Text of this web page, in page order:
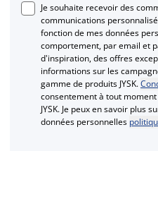
Je souhaite recevoir des
communications
fonction de mes données
comportement, par email et
d'inspiration, des offres
informations sur les
gamme de produits JYSK.
consentement à tout
JYSK. Je peux en savoir plus
données personnelles